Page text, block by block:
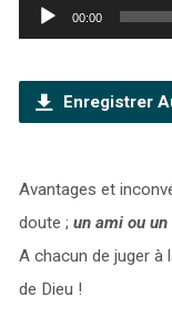
Lecteur
audio
00:00
Enregistrer
Avantages et
doute ; un ami ou un
A chacun de juger à
de Dieu !